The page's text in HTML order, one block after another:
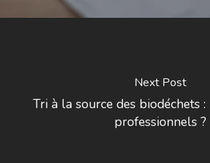
Next Post
Tri à la source des biodéchets
professionnels ?